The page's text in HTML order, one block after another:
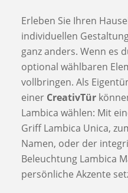
Erleben Sie Ihren
individuellen
ganz anders. Wenn es
optional wählbaren
vollbringen. Als
einer CreativTür
Lambica wählen: Mit
Griff Lambica Unica,
Namen, oder der
Beleuchtung Lambica
persönliche Akzente